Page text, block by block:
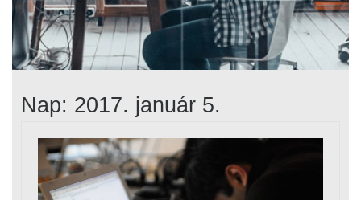
Nap: 2017. január 5.